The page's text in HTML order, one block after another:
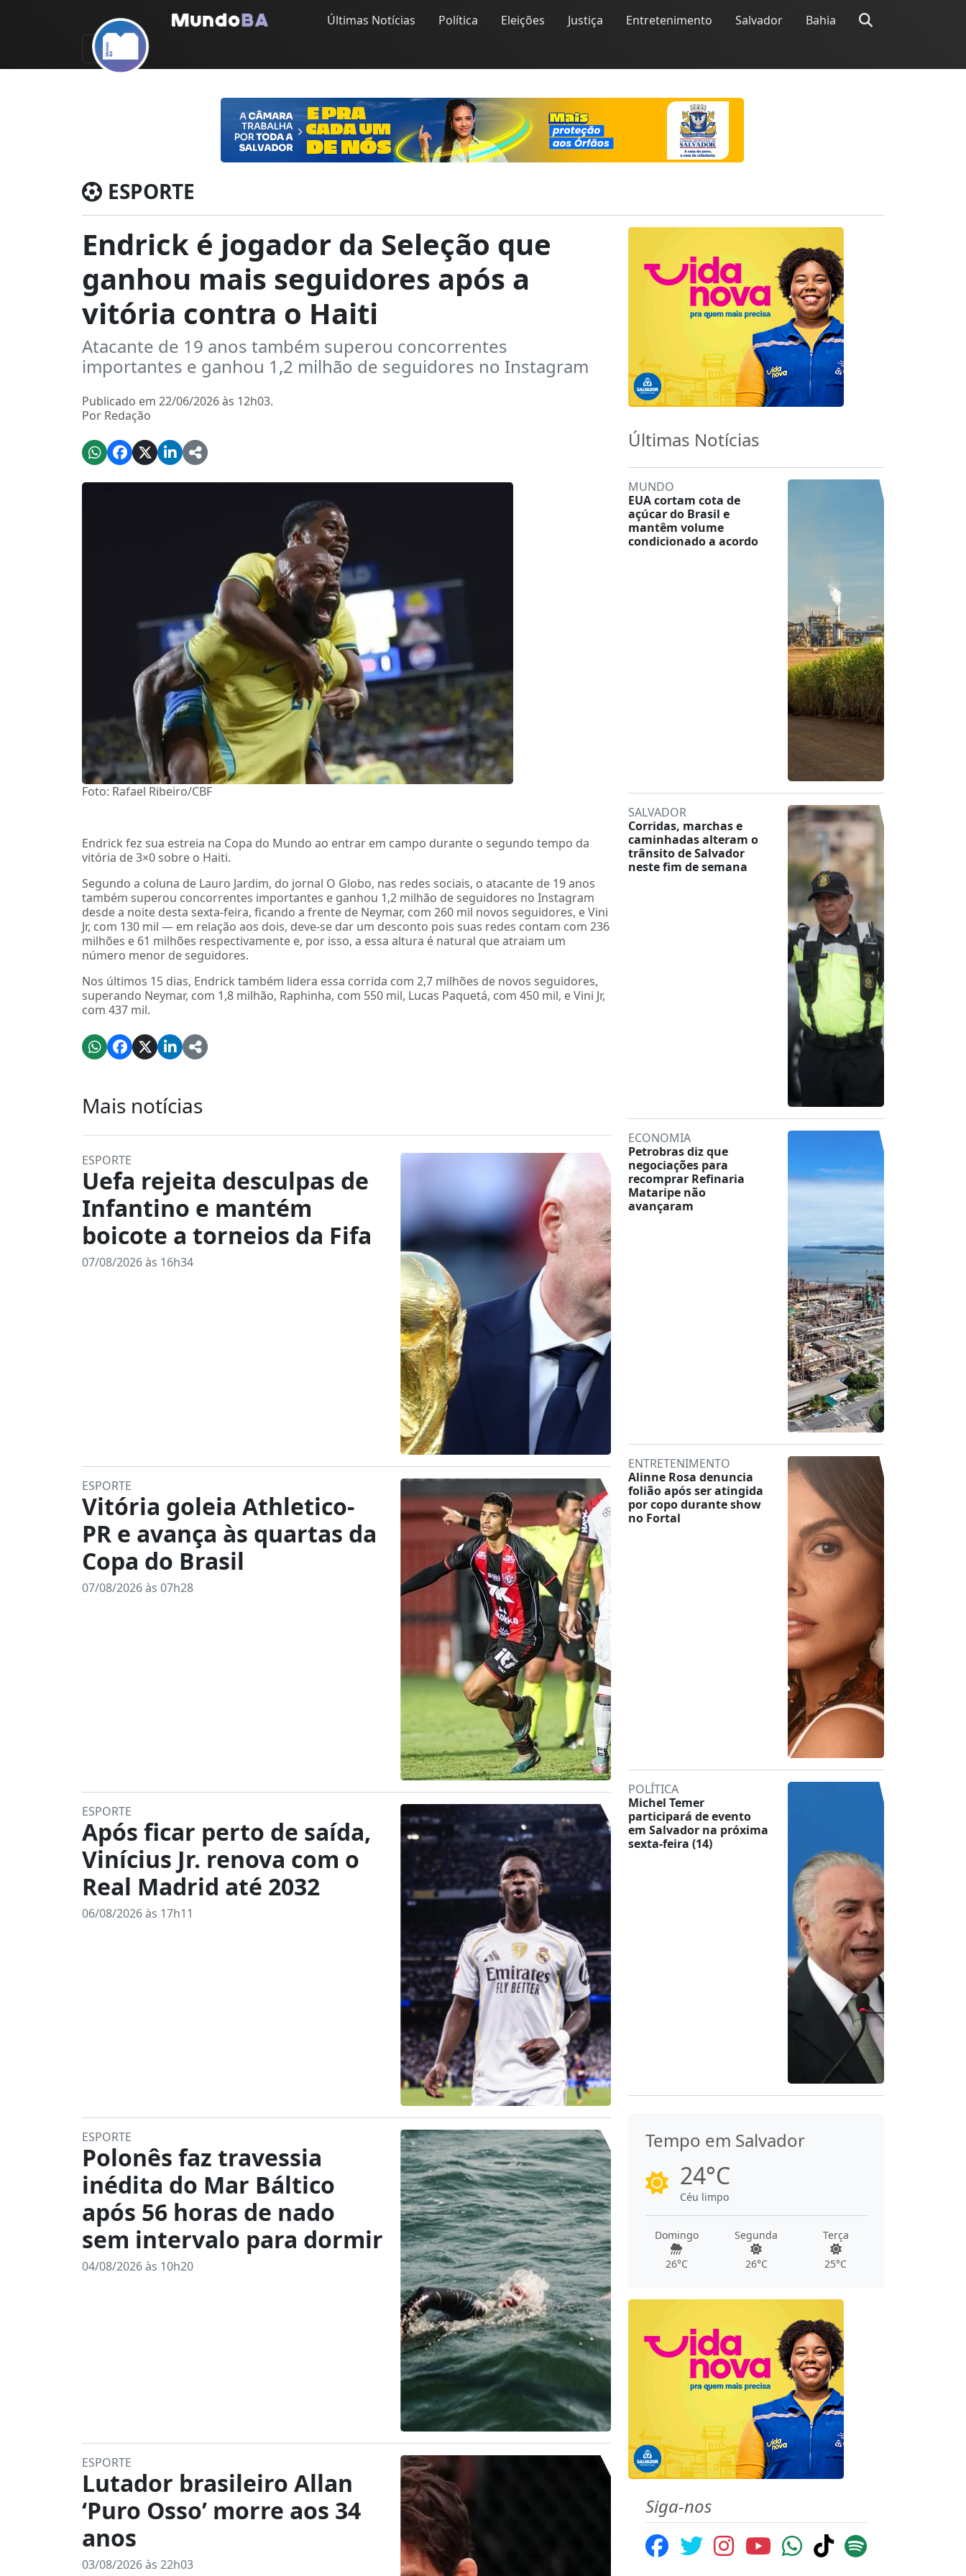
Últimas Notícias Política Eleições Justiça Entretenimento Salvador Bahia
ESPORTE
Endrick é jogador da Seleção que
ganhou mais seguidores após a
vitória contra o Haiti
Atacante de 19 anos também superou concorrentes
importantes e ganhou 1,2 milhão de seguidores no Instagram
Publicado em 22/06/2026 às 12h03.
Por Redação
Foto: Rafael Ribeiro/CBF
Endrick fez sua estreia na Copa do Mundo ao entrar em campo durante o segundo tempo da
vitória de 3×0 sobre o Haiti.
Segundo a coluna de Lauro Jardim, do jornal O Globo, nas redes sociais, o atacante de 19 anos
também superou concorrentes importantes e ganhou 1,2 milhão de seguidores no Instagram
desde a noite desta sexta-feira, ficando a frente de Neymar, com 260 mil novos seguidores, e Vini
Jr, com 130 mil — em relação aos dois, deve-se dar um desconto pois suas redes contam com 236
milhões e 61 milhões respectivamente e, por isso, a essa altura é natural que atraiam um
número menor de seguidores.
Nos últimos 15 dias, Endrick também lidera essa corrida com 2,7 milhões de novos seguidores,
superando Neymar, com 1,8 milhão, Raphinha, com 550 mil, Lucas Paquetá, com 450 mil, e Vini Jr,
com 437 mil.
Mais notícias
ESPORTE
Uefa rejeita desculpas de
Infantino e mantém
boicote a torneios da Fifa
07/08/2026 às 16h34
ESPORTE
Vitória goleia Athletico-
PR e avança às quartas da
Copa do Brasil
07/08/2026 às 07h28
ESPORTE
Após ficar perto de saída,
Vinícius Jr. renova com o
Real Madrid até 2032
06/08/2026 às 17h11
ESPORTE
Polonês faz travessia
inédita do Mar Báltico
após 56 horas de nado
sem intervalo para dormir
04/08/2026 às 10h20
ESPORTE
Lutador brasileiro Allan
‘Puro Osso’ morre aos 34
anos
03/08/2026 às 22h03
Últimas Notícias
MUNDO
EUA cortam cota de
açúcar do Brasil e
mantêm volume
condicionado a acordo
SALVADOR
Corridas, marchas e
caminhadas alteram o
trânsito de Salvador
neste fim de semana
ECONOMIA
Petrobras diz que
negociações para
recomprar Refinaria
Mataripe não
avançaram
ENTRETENIMENTO
Alinne Rosa denuncia
folião após ser atingida
por copo durante show
no Fortal
POLÍTICA
Michel Temer
participará de evento
em Salvador na próxima
sexta-feira (14)
Tempo em Salvador
24°C
Céu limpo
Domingo
26°C
Segunda
26°C
Terça
25°C
Siga-nos